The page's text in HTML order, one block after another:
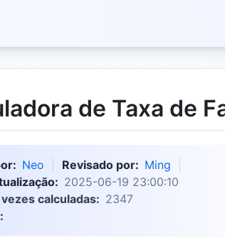
de Taxa de
Neo Revisado por: Ming
2025-06-19 23:00:10
calculadas: 2347